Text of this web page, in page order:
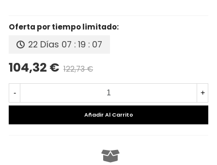
Oferta por tiempo limitado:
22 Días 07 : 19 : 07
104,32 € 122,73 €
- +
Añadir Al Carrito